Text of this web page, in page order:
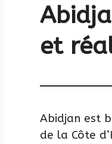
et
Abidjan est
de la Côte